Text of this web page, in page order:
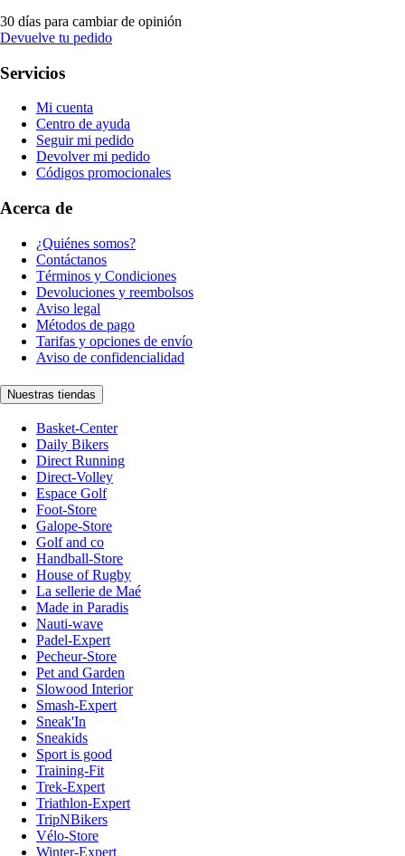
30 días para cambiar de opinión
Devuelve tu pedido
Servicios
Mi cuenta
Centro de ayuda
Seguir mi pedido
Devolver mi pedido
Códigos promocionales
Acerca de
¿Quiénes somos?
Contáctanos
Términos y Condiciones
Devoluciones y reembolsos
Aviso legal
Métodos de pago
Tarifas y opciones de envío
Aviso de confidencialidad
Nuestras tiendas
Basket-Center
Daily Bikers
Direct Running
Direct-Volley
Espace Golf
Foot-Store
Galope-Store
Golf and co
Handball-Store
House of Rugby
La sellerie de Maé
Made in Paradis
Nauti-wave
Padel-Expert
Pecheur-Store
Pet and Garden
Slowood Interior
Smash-Expert
Sneak'In
Sneakids
Sport is good
Training-Fit
Trek-Expert
Triathlon-Expert
TripNBikers
Vélo-Store
Winter-Expert